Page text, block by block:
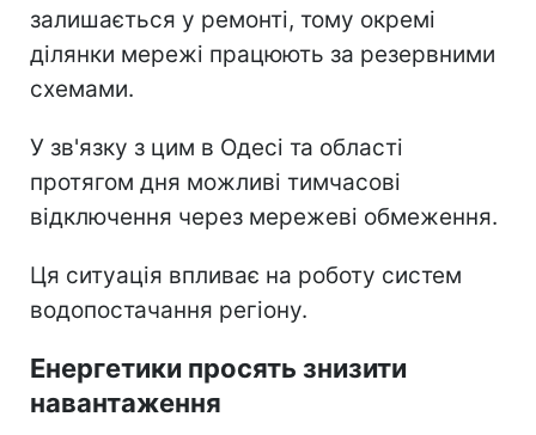
залишається у ремонті, тому окремі
ділянки мережі працюють за резервними
схемами.
У зв'язку з цим в Одесі та області
протягом дня можливі тимчасові
відключення через мережеві обмеження.
Ця ситуація впливає на роботу систем
водопостачання регіону.
Енергетики просять знизити
навантаження